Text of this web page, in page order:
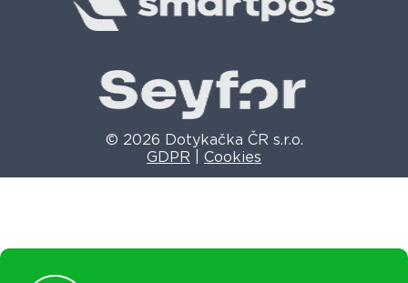
© 2026 Dotykačka ČR s.r.o.
GDPR
Cookies